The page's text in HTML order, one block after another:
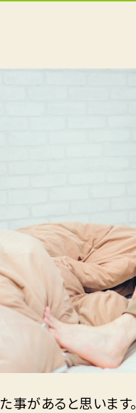
事があると思います。